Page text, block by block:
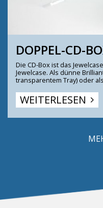
DOPPEL-CD-
Die CD-Box ist das
Jewelcase. Als dünne
transparentem Tray) oder
WEITERLESEN